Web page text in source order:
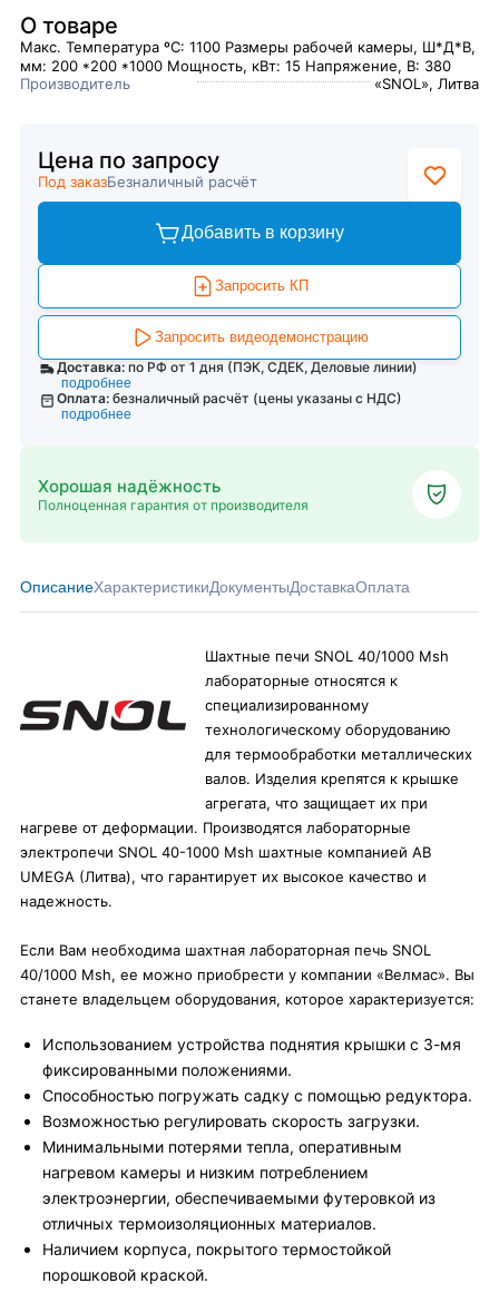
О товаре
Макс. Температура ºC: 1100 Размеры рабочей камеры, Ш*Д*В,
мм: 200 *200 *1000 Мощность, кВт: 15 Напряжение, В: 380
Производитель
«SNOL», Литва
Цена по запросу
Под заказБезналичный расчёт
Добавить в корзину
Запросить КП
Запросить видеодемонстрацию
Доставка: по РФ от 1 дня (ПЭК, СДЕК, Деловые линии)
подробнее
Оплата: безналичный расчёт (цены указаны с НДС)
подробнее
Хорошая надёжность
Полноценная гарантия от производителя
ОписаниеХарактеристикиДокументыДоставкаОплата
Шахтные печи SNOL 40/1000 Msh
лабораторные относятся к
специализированному
технологическому оборудованию
для термообработки металлических
валов. Изделия крепятся к крышке
агрегата, что защищает их при
нагреве от деформации. Производятся лабораторные
электропечи SNOL 40-1000 Msh шахтные компанией AB
UMEGA (Литва), что гарантирует их высокое качество и
надежность.
Если Вам необходима шахтная лабораторная печь SNOL
40/1000 Msh, ее можно приобрести у компании «Велмас». Вы
станете владельцем оборудования, которое характеризуется:
Использованием устройства поднятия крышки с 3-мя
фиксированными положениями.
Способностью погружать садку с помощью редуктора.
Возможностью регулировать скорость загрузки.
Минимальными потерями тепла, оперативным
нагревом камеры и низким потреблением
электроэнергии, обеспечиваемыми футеровкой из
отличных термоизоляционных материалов.
Наличием корпуса, покрытого термостойкой
порошковой краской.